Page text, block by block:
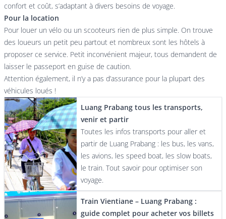
confort et coût, s’adaptant à divers besoins de voyage.
Pour la location
Pour louer un vélo ou un scooteurs rien de plus simple. On trouve
des loueurs un petit peu partout et nombreux sont les hôtels à
proposer ce service. Petit inconvénient majeur, tous demandent de
laisser le passeport en guise de caution.
Attention également, il n’y a pas d’assurance pour la plupart des
véhicules loués !
Luang Prabang tous les transports,
venir et partir
Toutes les infos transports pour aller et
partir de Luang Prabang : les bus, les vans,
les avions, les speed boat, les slow boats,
le train. Tout savoir pour optimiser son
voyage.
Train Vientiane – Luang Prabang :
guide complet pour acheter vos billets